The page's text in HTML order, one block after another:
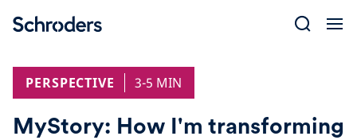
PERSPECTIVE
3-5 MIN
MyStory: How I'm transforming